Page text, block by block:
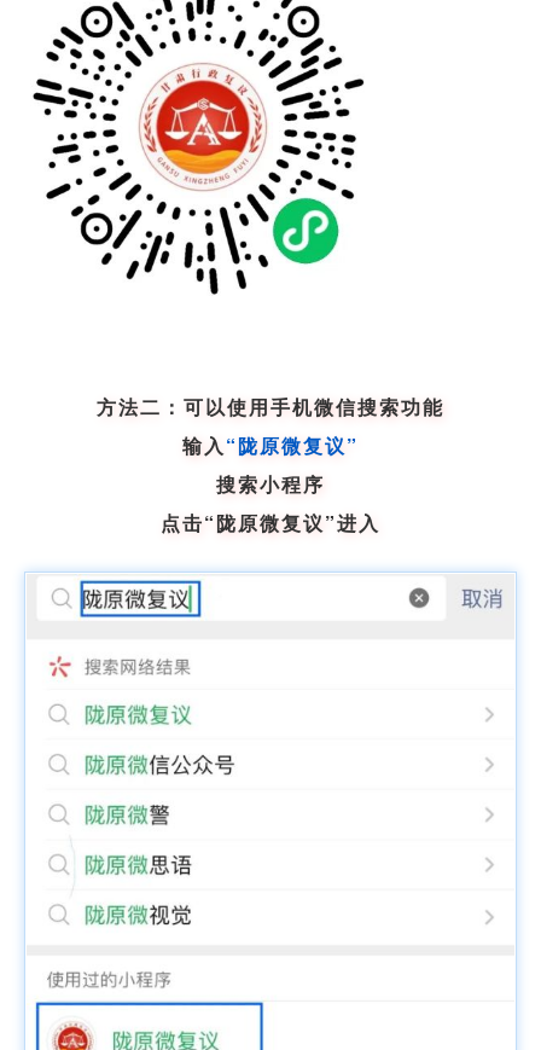
方法二：可以使用手机微信搜索功能
输入“陇原微复议”
搜索小程序
点击“陇原微复议”进入